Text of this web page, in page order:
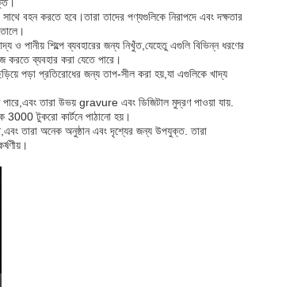
বহন করতে হবে।তারা তাদের পণ্যগুলিকে নিরাপদে এবং দক্ষতার
পানীয় শিল্পে ব্যবহারের জন্য নিখুঁত,যেহেতু এগুলি বিভিন্ন ধরণের
করতে ব্যবহার করা যেতে পারে।
পড়া প্রতিরোধের জন্য তাপ-সীল করা হয়,যা এগুলিকে খাদ্য
পারে,এবং তারা উভয় gravure এবং ডিজিটাল মুদ্রণ পাওয়া যায়.
টুকরো কার্টনে পাঠানো হয়।
তারা অনেক অনুষ্ঠান এবং দৃশ্যের জন্য উপযুক্ত. তারা